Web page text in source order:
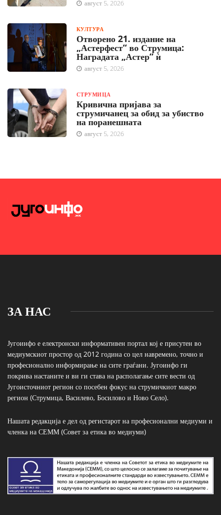
август 5, 2026
КУЛТУРА
Отворено 21. издание на
„Астерфест“ во Струмица:
Наградата „Астер“ ѝ
август 5, 2026
СТРУМИЦА
Кривична пријава за
струмичанец за обид за убиство
на поранешната
август 5, 2026
ЗА НАС
Југоинфо е електронски информативен портал кој е присутен во
медиумскиот простор од 2012 година со цел навремено, точно и
професионално информирање на сите граѓани. Југоинфо ги
покрива настаните и ви ги става на располагање сите вести од
Југоисточниот регион со посебен фокус на струмичкиот макро
регион (Струмица, Василево, Босилово и Ново Село).
Нашата редакција е дел од регистарот на професионални медиуми и
членка на СЕММ (Совет за етика во медиуми)